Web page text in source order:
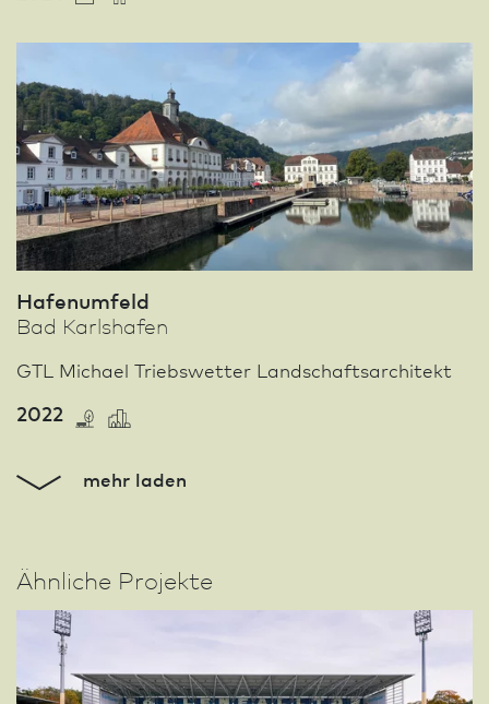
Hafenumfeld
Bad Karlshafen
GTL Michael Triebswetter Landschafts­architekt
2022
mehr laden
Ähnliche Projekte